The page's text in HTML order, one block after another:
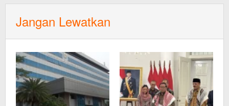
Jangan Lewatkan